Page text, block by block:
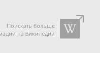
Поискать больше
на Википедии